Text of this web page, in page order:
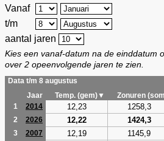
Vanaf
t/m
aantal jaren
Kies een vanaf-datum na de einddatum
over 2 opeenvolgende jaren te zien.
Data t/m 8 augustus
Jaar
Temp. (gem)▼ Zonuren
1
2014 12,23 1258,3
2 2026 12,22 1424,3
3 2007 12,19 1145,9